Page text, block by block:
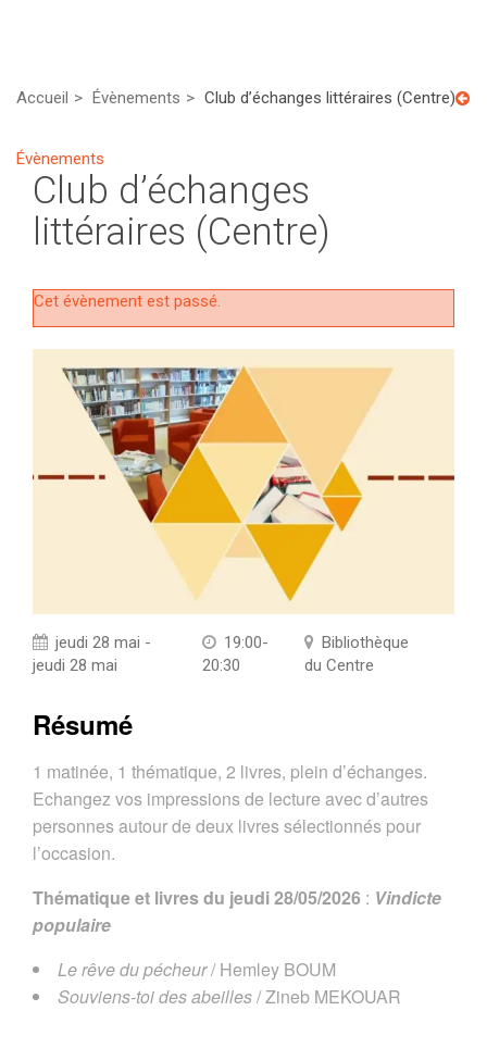
Accueil Évènements Club d’échanges littéraires (Centre)
Évènements
Club d’échanges
littéraires (Centre)
Cet évènement est passé.
jeudi 28 mai -
jeudi 28 mai
19:00-
20:30
Bibliothèque
du Centre
Résumé
1 matinée, 1 thématique, 2 livres, plein d’échanges.
Echangez vos impressions de lecture avec d’autres
personnes autour de deux livres sélectionnés pour
l’occasion.
Thématique et livres du jeudi 28/05/2026 : Vindicte
populaire
Le rêve du pécheur/ Hemley BOUM
Souviens-toi des abeilles/ Zineb MEKOUAR